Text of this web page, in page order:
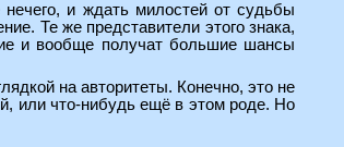
и ждать милостей от судьбы
Те же представители этого знака,
и вообще получат большие шансы
на авторитеты. Конечно, это не
или что-нибудь ещё в этом роде. Но